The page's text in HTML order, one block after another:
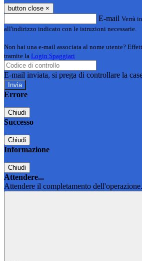
button close ×
E-mail Verrà
all'indirizzo indicato con le istruzioni necessarie.
Non hai una e-mail associata al nome utente?
tramite la Login Spaggiari
E-mail inviata, si prega di controllare la
Errore
Chiudi
Successo
Chiudi
Informazione
Chiudi
Attendere...
Attendere il completamento